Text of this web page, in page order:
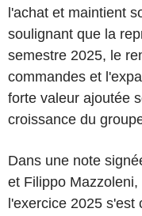
l'achat et maintient
soulignant que la
semestre 2025, le
commandes et
forte valeur ajoutée
croissance du
Dans une note
et Filippo
l'exercice 2025